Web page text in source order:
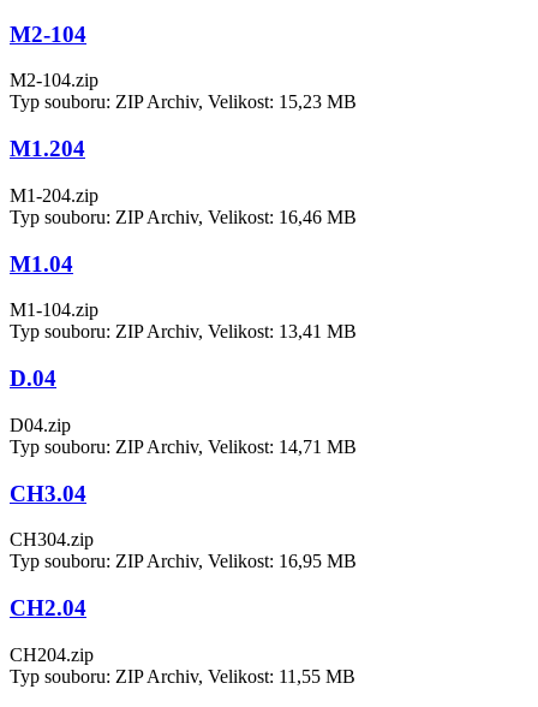
M2-104
M2-104.zip
Typ souboru: ZIP Archiv, Velikost: 15,23 MB
M1.204
M1-204.zip
Typ souboru: ZIP Archiv, Velikost: 16,46 MB
M1.04
M1-104.zip
Typ souboru: ZIP Archiv, Velikost: 13,41 MB
D.04
D04.zip
Typ souboru: ZIP Archiv, Velikost: 14,71 MB
CH3.04
CH304.zip
Typ souboru: ZIP Archiv, Velikost: 16,95 MB
CH2.04
CH204.zip
Typ souboru: ZIP Archiv, Velikost: 11,55 MB